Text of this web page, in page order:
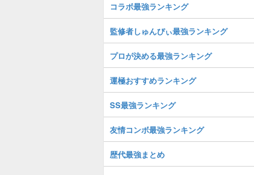
コラボ最強ランキング
監修者しゅんぴぃ最強ランキング
プロが決める最強ランキング
運極おすすめランキング
SS最強ランキング
友情コンボ最強ランキング
歴代最強まとめ